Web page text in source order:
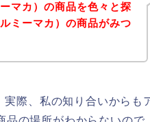
マカ）の商品を色々と探
ミーマカ）の商品がみつ
際、私の知り合いからも